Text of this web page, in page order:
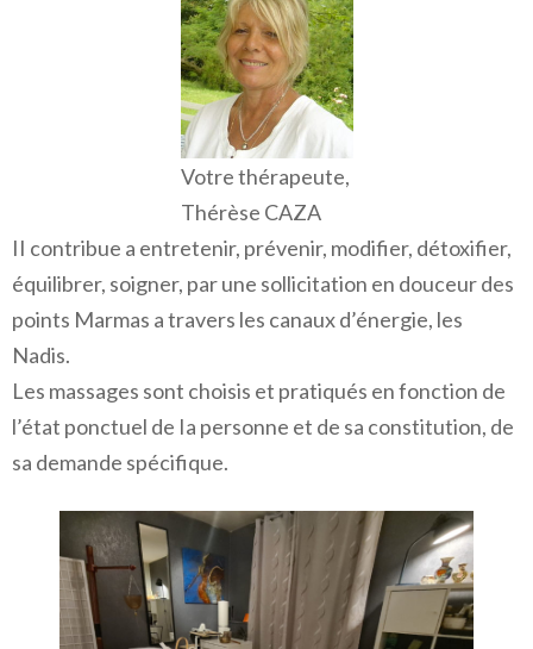
Votre thérapeute,
Thérèse CAZA
II contribue a entretenir, prévenir, modifier, détoxifier,
équilibrer, soigner, par une sollicitation en douceur des
points Marmas a travers les canaux d’énergie, les
Nadis.
Les massages sont choisis et pratiqués en fonction de
l’état ponctuel de Ia personne et de sa constitution, de
sa demande spécifique.